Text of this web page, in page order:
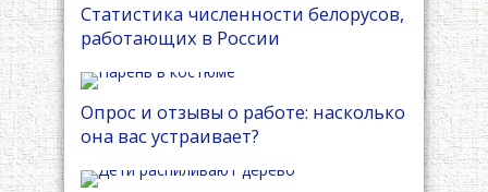
Статистика численности белорусов,
работающих в России
Опрос и отзывы о работе: насколько
она вас устраивает?